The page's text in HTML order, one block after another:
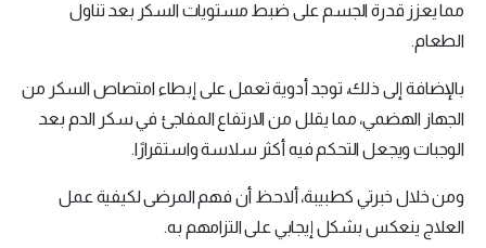
مما يعزز قدرة الجسم على ضبط مستويات السكر بعد تناول
الطعام.
بالإضافة إلى ذلك، توجد أدوية تعمل على إبطاء امتصاص السكر من
الجهاز الهضمي، مما يقلل من الارتفاع المفاجئ في سكر الدم بعد
الوجبات ويجعل التحكم فيه أكثر سلاسة واستقرارًا.
ومن خلال خبرتي كطبيبة، ألاحظ أن فهم المرضى لكيفية عمل
العلاج ينعكس بشكل إيجابي على التزامهم به.